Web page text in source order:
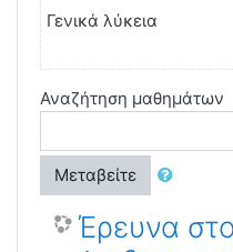
Γενικά λύκεια
Αναζήτηση μαθημάτων
Μεταβείτε
Έρευνα